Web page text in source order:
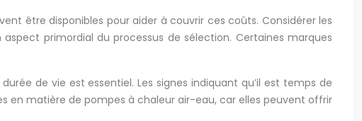
être disponibles pour aider à couvrir ces coûts. Considérer les
primordial du processus de sélection. Certaines marques
de vie est essentiel. Les signes indiquant qu’il est temps de
en matière de pompes à chaleur air-eau, car elles peuvent offrir